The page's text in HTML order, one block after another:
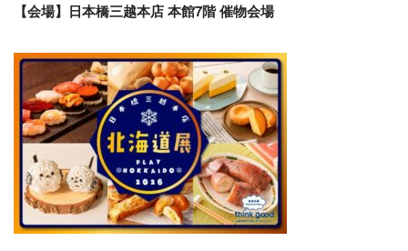
【会場】日本橋三越本店 本館7階 催物会場